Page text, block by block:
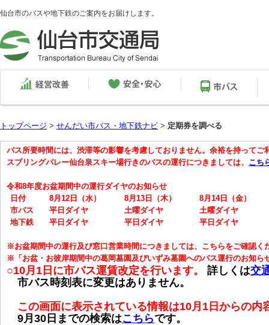
仙台市のバスや地下鉄のご案内をお届けします。
トップページ > せんだい市バス・地下鉄ナビ > 定期券を調べる
バス所要時間には、渋滞等の影響を考慮しておりません。余裕を持ってご
スプリングバレー仙台泉スキー場行きのバスの運行につきましては、 こち
令和8年度お盆期間中の運行ダイヤのお知らせ
日付
8月12日（水） 8月13日（木）
8月14日（金）
市バス
平日ダイヤ 土曜ダイヤ
土曜ダイヤ
地下鉄
平日ダイヤ 平日ダイヤ 平日ダイヤ
※お盆期間中の運行及び窓口営業時間につきましては、こちらをご確認
※「お盆・お彼岸期間中の葛岡墓園及びいずみ墓園へのバス運行のお知ら
○10月1日に市バス運賃改定を行います。 詳しくは交
市バス時刻表に変更はありません。
この画面に表示されている情報は10月1日からの内
9月30日までの検索はこちらです。